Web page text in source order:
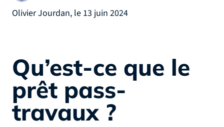
Olivier Jourdan, le 13 juin 2024
Qu’est-ce que le
prêt pass-
travaux ?